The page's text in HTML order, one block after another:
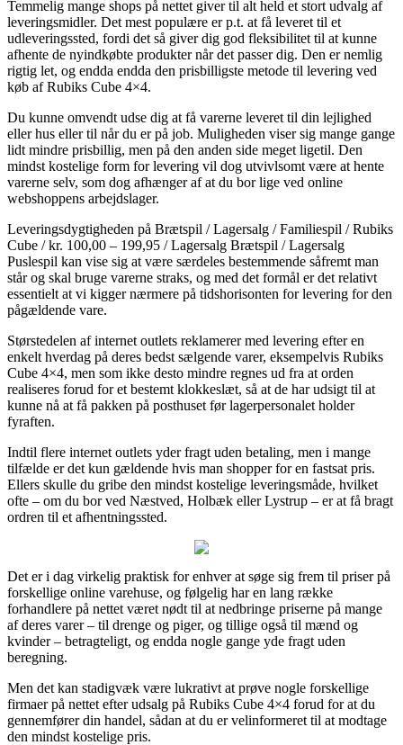
Temmelig mange shops på nettet giver til alt held et stort udvalg af
leveringsmidler. Det mest populære er p.t. at få leveret til et
udleveringssted, fordi det så giver dig god fleksibilitet til at kunne
afhente de nyindkøbte produkter når det passer dig. Den er nemlig
rigtig let, og endda endda den prisbilligste metode til levering ved
køb af Rubiks Cube 4×4.
Du kunne omvendt udse dig at få varerne leveret til din lejlighed
eller hus eller til når du er på job. Muligheden viser sig mange gange
lidt mindre prisbillig, men på den anden side meget ligetil. Den
mindst kostelige form for levering vil dog utvivlsomt være at hente
varerne selv, som dog afhænger af at du bor lige ved online
webshoppens arbejdslager.
Leveringsdygtigheden på Brætspil / Lagersalg / Familiespil / Rubiks
Cube / kr. 100,00 – 199,95 / Lagersalg Brætspil / Lagersalg
Puslespil kan vise sig at være særdeles bestemmende såfremt man
står og skal bruge varerne straks, og med det formål er det relativt
essentielt at vi kigger nærmere på tidshorisonten for levering for den
pågældende vare.
Størstedelen af internet outlets reklamerer med levering efter en
enkelt hverdag på deres bedst sælgende varer, eksempelvis Rubiks
Cube 4×4, men som ikke desto mindre regnes ud fra at orden
realiseres forud for et bestemt klokkeslæt, så at de har udsigt til at
kunne nå at få pakken på posthuset før lagerpersonalet holder
fyraften.
Indtil flere internet outlets yder fragt uden betaling, men i mange
tilfælde er det kun gældende hvis man shopper for en fastsat pris.
Ellers skulle du gribe den mindst kostelige leveringsmåde, hvilket
ofte – om du bor ved Næstved, Holbæk eller Lystrup – er at få bragt
ordren til et afhentningssted.
Det er i dag virkelig praktisk for enhver at søge sig frem til priser på
forskellige online varehuse, og følgelig har en lang række
forhandlere på nettet været nødt til at nedbringe priserne på mange
af deres varer – til drenge og piger, og tillige også til mænd og
kvinder – betragteligt, og endda nogle gange yde fragt uden
beregning.
Men det kan stadigvæk være lukrativt at prøve nogle forskellige
firmaer på nettet efter udsalg på Rubiks Cube 4×4 forud for at du
gennemfører din handel, sådan at du er velinformeret til at modtage
den mindst kostelige pris.